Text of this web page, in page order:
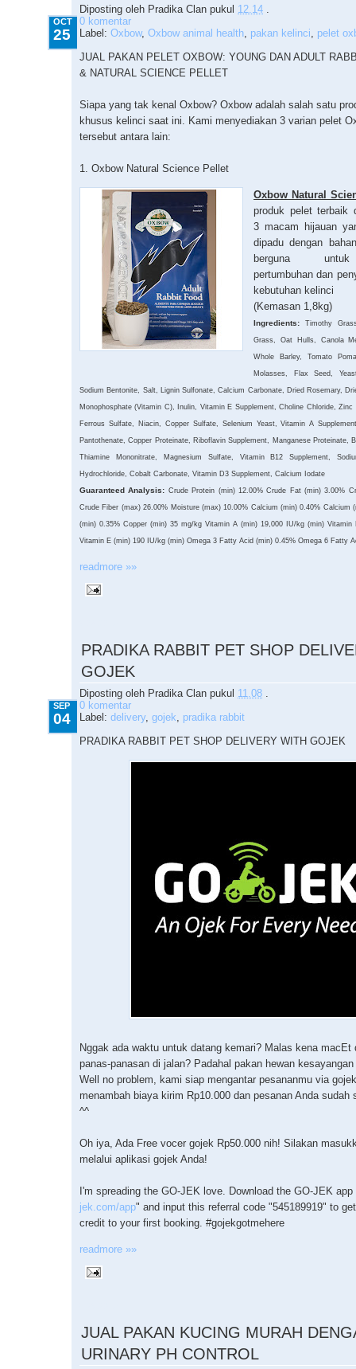
Diposting oleh Pradika Clan pukul 12.14
OCT
25
0 komentar
Label: Oxbow, Oxbow animal health pakan kelinci pelet
JUAL PAKAN PELET OXBOW: YOUNG DAN ADULT
& NATURAL SCIENCE PELLET
Siapa yang tak kenal Oxbow? Oxbow adalah salah satu
khusus kelinci saat ini. Kami menyediakan 3 varian pelet
tersebut antara lain:
1. Oxbow Natural Science Pellet
Oxbow Natural
produk pelet terbaik
3 macam hijauan
dipadu dengan
berguna
pertumbuhan dan
kebutuhan kelinci
(Kemasan 1,8kg)
Ingredients: Timothy
Grass, Oat Hulls, Canola
Whole Barley, Tomato
Molasses, Flax Seed,
Sodium Bentonite, Salt, Lignin Sulfonate, Calcium Carbonate, Dried Rosemary,
Monophosphate (Vitamin C), Inulin, Vitamin E Supplement, Choline Chloride,
Ferrous Sulfate, Niacin, Copper Sulfate, Selenium Yeast, Vitamin A
Pantothenate, Copper Proteinate, Riboflavin Supplement, Manganese Proteinate,
Thiamine Mononitrate, Magnesium Sulfate, Vitamin B12 Supplement,
Hydrochloride, Cobalt Carbonate, Vitamin D3 Supplement, Calcium Iodate
Guaranteed Analysis: Crude Protein (min) 12.00% Crude Fat (min) 3.00%
Crude Fiber (max) 26.00% Moisture (max) 10.00% Calcium (min) 0.40% Calcium
(min) 0.35% Copper (min) 35 mg/kg Vitamin A (min) 19,000 IU/kg (min)
Vitamin E (min) 190 IU/kg (min) Omega 3 Fatty Acid (min) 0.45% Omega 6 Fatty
readmore »»
PRADIKA RABBIT PET SHOP
GOJEK
Diposting oleh Pradika Clan pukul 11.08 .
SEP
04
0 komentar
Label: delivery, gojek, pradika rabbit
PRADIKA RABBIT PET SHOP DELIVERY WITH GOJEK
Nggak ada waktu untuk datang kemari? Malas kena macEt
panas-panasan di jalan? Padahal pakan hewan
Well no problem, kami siap mengantar pesananmu via
menambah biaya kirim Rp10.000 dan pesanan Anda sudah
^^
Oh iya, Ada Free vocer gojek Rp50.000 nih! Silakan
melalui aplikasi gojek Anda!
I'm spreading the GO-JEK love. Download the GO-JEK app
jek.com/app" and input this referral code "545189919" to
credit to your first booking. ‪#‎gojekgotmehere‬
readmore »»
JUAL PAKAN KUCING MURAH
URINARY PH CONTROL